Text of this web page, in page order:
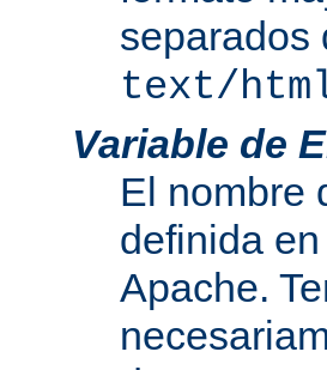
separados
text/
Variable de
El nombre
definida
Apache.